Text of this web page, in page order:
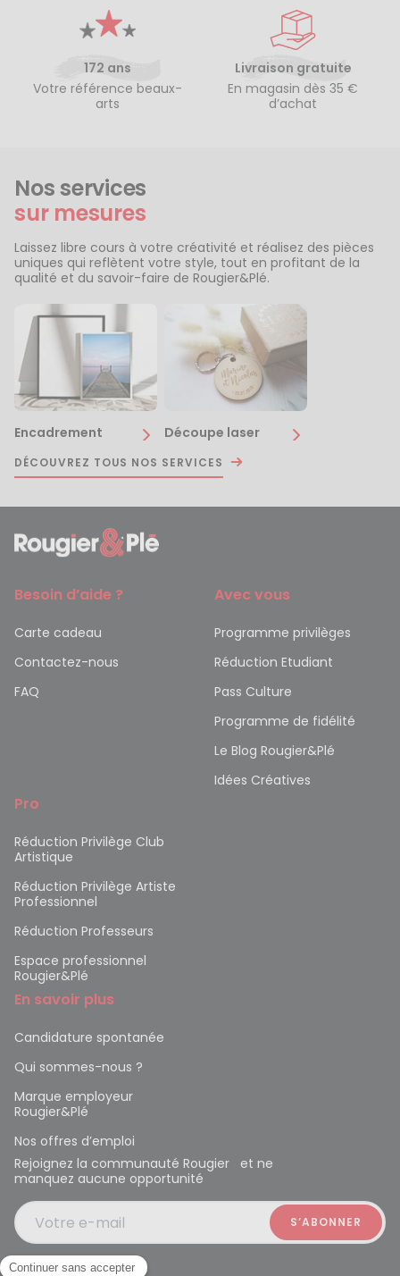
172 ans
Votre référence beaux-
arts
Livraison gratuite
En magasin dès 35 €
d’achat
Nos services
sur mesures
Laissez libre cours à votre créativité et réalisez des pièces
uniques qui reflètent votre style, tout en profitant de la
qualité et du savoir-faire de Rougier&Plé.
Encadrement Découpe laser
DÉCOUVREZ TOUS NOS SERVICES
Besoin d’aide ?
Carte cadeau
Contactez-nous
FAQ
Avec vous
Programme privilèges
Réduction Etudiant
Pass Culture
Programme de fidélité
Le Blog Rougier&Plé
Idées Créatives
Pro
Réduction Privilège Club
Artistique
Réduction Privilège Artiste
Professionnel
Réduction Professeurs
Espace professionnel
Rougier&Plé
En savoir plus
Candidature spontanée
Qui sommes-nous ?
Marque employeur
Rougier&Plé
Nos offres d’emploi
Rejoignez la communauté Rougier et ne
manquez aucune opportunité
Votre e-mail